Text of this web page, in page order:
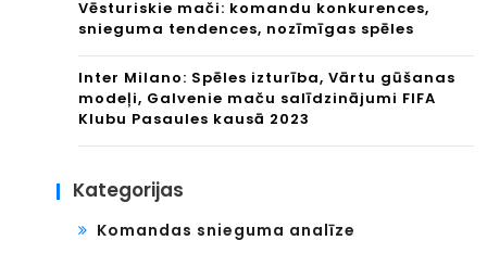
Vēsturiskie mači: komandu konkurences,
snieguma tendences, nozīmīgas spēles
Inter Milano: Spēles izturība, Vārtu gūšanas
modeļi, Galvenie maču salīdzinājumi FIFA
Klubu Pasaules kausā 2023
Kategorijas
Komandas snieguma analīze